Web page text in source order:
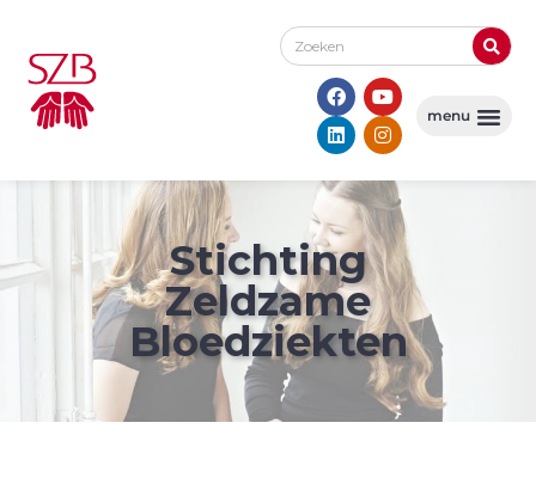
Stichting
Zeldzame
Bloedziekten